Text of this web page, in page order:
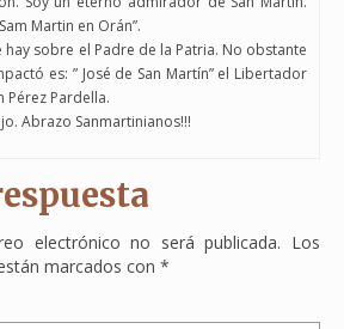
Martin en Orán”.
sobre el Padre de la Patria. No obstante
es: ” José de San Martín” el Libertador
Pérez Pardella.
Abrazo Sanmartinianos!!!
electrónico no será publicada. Los
marcados con *